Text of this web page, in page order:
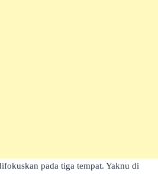
pada tiga tempat. Yaknu di